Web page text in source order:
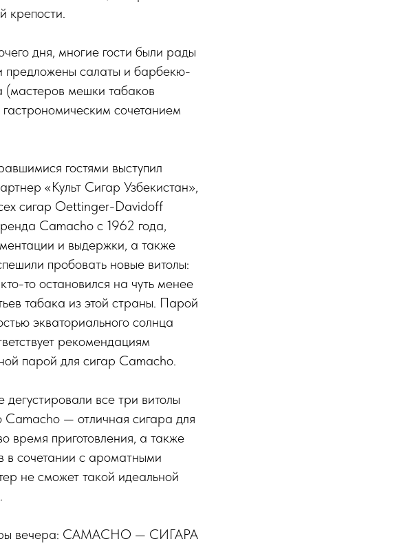
крепости.
дня, многие гости были рады
предложены салаты и барбекю-
(мастеров мешки табаков
сочетанием
гостями выступил
«Культ Сигар Узбекистан»,
сигар Oettinger-Davidoff
Camacho с 1962 года,
и выдержки, а также
пробовать новые витолы:
то остановился на чуть менее
табака из этой страны. Парой
экваториального солнца
рекомендациям
парой для сигар Camacho.
все три витолы
Camacho — отличная сигара для
время приготовления, а также
в сочетании с ароматными
не сможет такой идеальной
вечера: CAMACHO — СИГАРА